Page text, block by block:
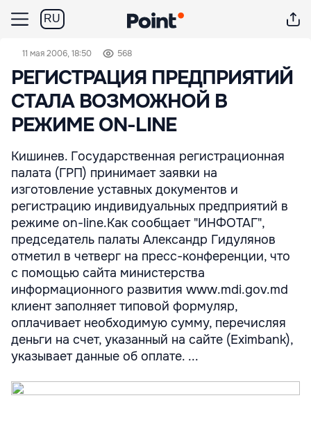
RU
11 мая 2006, 18:50 568
РЕГИСТРАЦИЯ ПРЕДПРИЯТИЙ
СТАЛА ВОЗМОЖНОЙ В
РЕЖИМЕ ON-LINE
Кишинев. Государственная регистрационная
палата (ГРП) принимает заявки на
изготовление уставных документов и
регистрацию индивидуальных предприятий в
режиме on-line.Как сообщает "ИНФОТАГ",
председатель палаты Александр Гидулянов
отметил в четверг на пресс-конференции, что
с помощью сайта министерства
информационного развития www.mdi.gov.md
клиент заполняет типовой формуляр,
оплачивает необходимую сумму, перечисляя
деньги на счет, указанный на сайте (Eximbank),
указывает данные об оплате. ...